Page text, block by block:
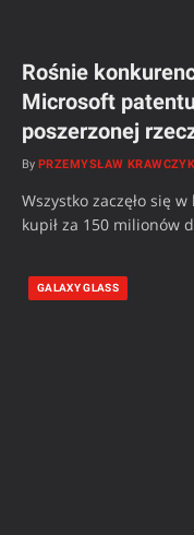
Rośnie
Microsoft
poszerzonej
By PRZEMYSŁAW KRAWCZYK
Wszystko zaczęło się
kupił za 150 milionów
GALAXY GLASS